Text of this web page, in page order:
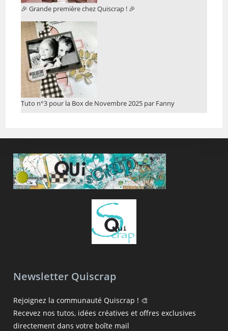
🎉 Grande première chez Quiscrap ! 🎉
Tuto n°3 pour la Box de Novembre 2025 par Fanny
Newsletter Quiscrap
Rejoignez la communauté Quiscrap ! 🎨
Recevez nos tutos, idées créatives et offres exclusives
directement dans votre boîte mail